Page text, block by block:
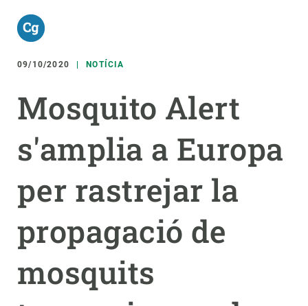
d'ariadna
09/10/2020 NOTÍCIA
Mosquito Alert
s'amplia a Europa
per rastrejar la
propagació de
mosquits
responsive
Responsive
menu
RECERCA
CIÈNCIA EN ACCIÓ
PARTICIPA
NOTÍCIES I AGENDA